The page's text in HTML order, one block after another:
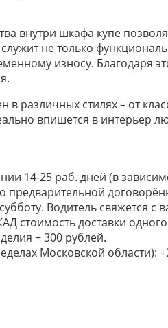
внутри шкафа купе
не только
износу. Благодаря
различных стилях – от
впишется в интерьер
14-25 раб. дней (в
предварительной
Водитель свяжется
стоимость доставки
+ 300 рублей.
Московской области):